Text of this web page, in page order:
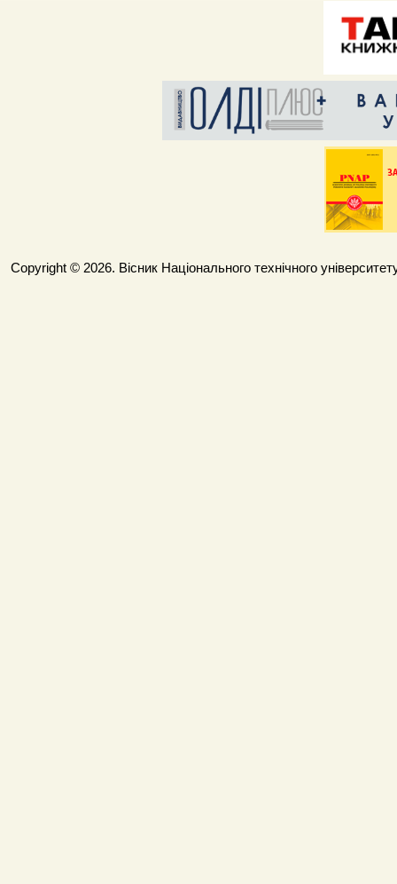
Copyright © 2026. Вісник Національного технічного